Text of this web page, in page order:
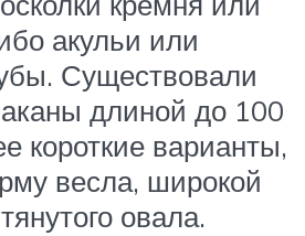
акульи или
Существовали
длиной до 100
короткие варианты,
весла, широкой
овала.